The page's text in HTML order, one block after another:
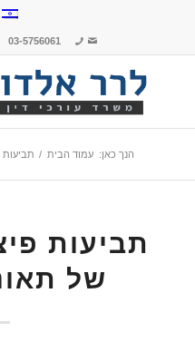
03-5756061
הנך כאן: עמוד הבית / תביעות
תביעות
של